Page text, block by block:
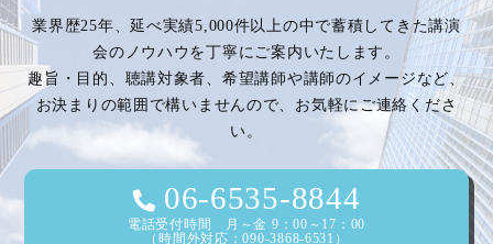
業界歴25年、延べ実績5,000件以上の中で蓄積してきた講演
会のノウハウを丁寧にご案内いたします。
趣旨・目的、聴講対象者、希望講師や講師のイメージなど、
お決まりの範囲で構いませんので、お気軽にご連絡くださ
い。
06-6535-8844
電話受付時間 月～金 9：00～17：00
（時間外対応：090-3868-6531）